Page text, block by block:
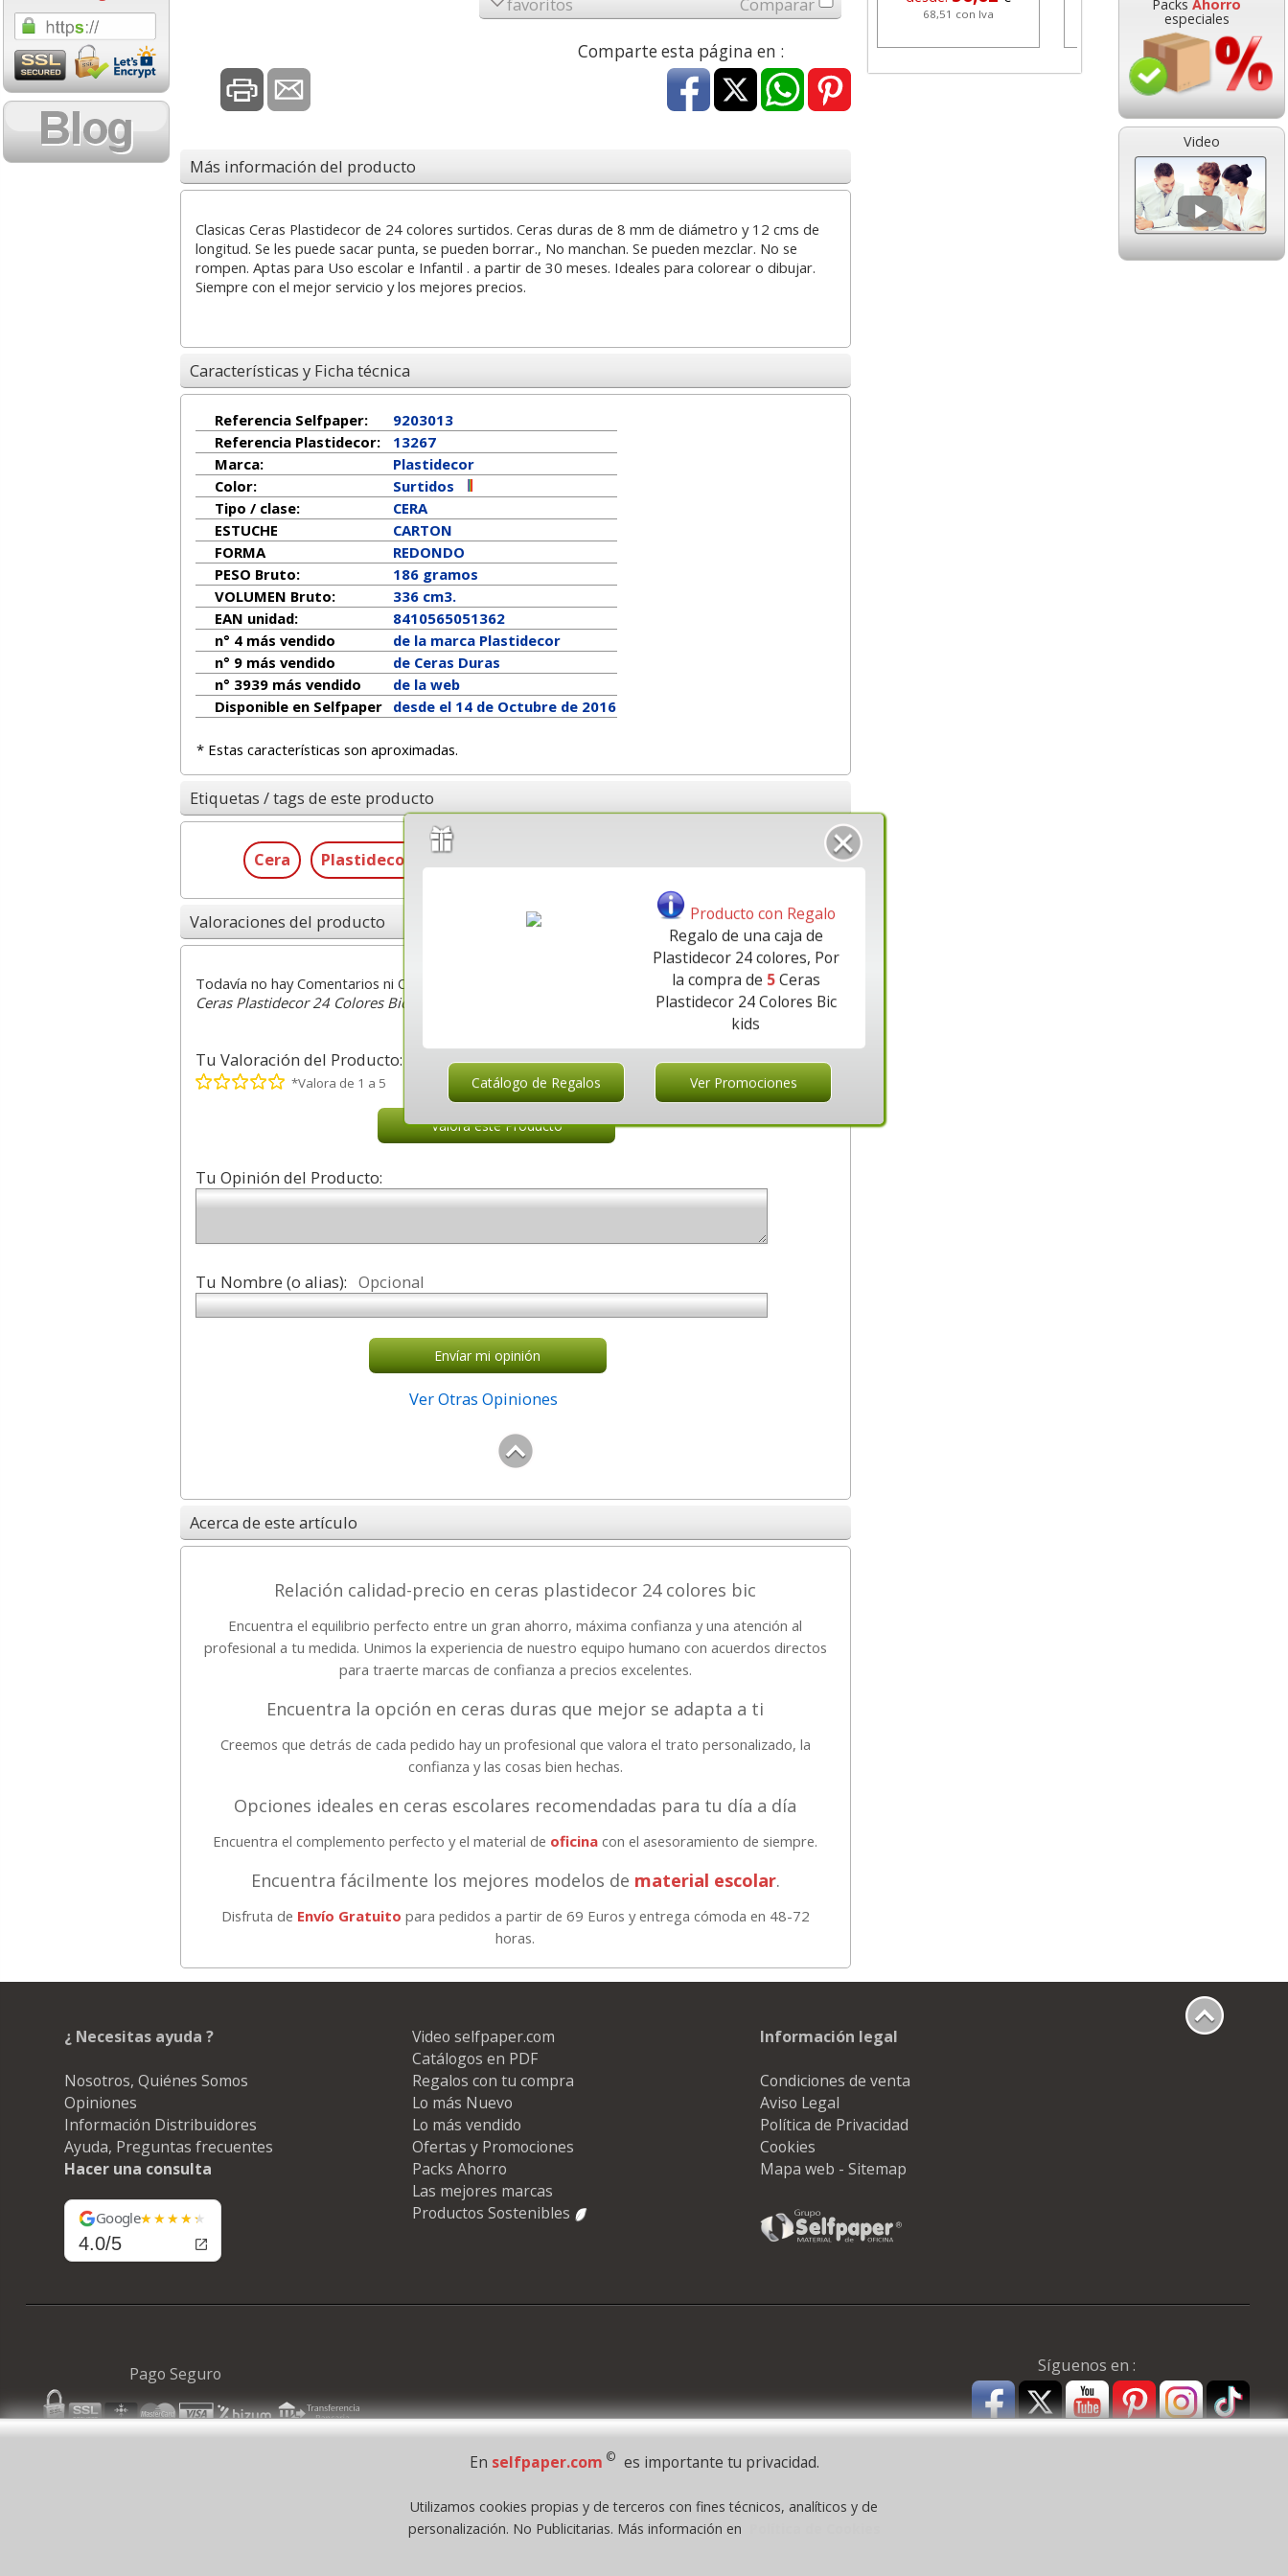
PacksAhorro
especiales
Video
Comparte esta página en :
Más información del producto
Clasicas Ceras Plastidecor de 24 colores surtidos. Ceras duras de 8 mm de diámetro y 12 cms de
longitud. Se les puede sacar punta, se pueden borrar., No manchan. Se pueden mezclar. No se
rompen. Aptas para Uso escolar e Infantil . a partir de 30 meses. Ideales para colorear o dibujar.
Siempre con el mejor servicio y los mejores precios.
Características y Ficha técnica
Referencia Selfpaper:
9203013
Referencia Plastidecor:
13267
Marca:
Plastidecor
Color:
Surtidos
Tipo / clase:
CERA
ESTUCHE
CARTON
FORMA
REDONDO
PESO Bruto:
186 gramos
VOLUMEN Bruto:
336 cm3.
EAN unidad:
8410565051362
n° 4 más vendido
de la marca Plastidecor
n° 9 más vendido
de Ceras Duras
n° 3939 más vendido
de la web
Disponible en Selfpaper
desde el 14 de Octubre de 2016
* Estas características son aproximadas.
Etiquetas / tags de este producto
Cera Plastidecor Surtidos
Valoraciones del producto
Todavía no hay Comentarios ni Opiniones sobre:
Ceras Plastidecor 24 Colores Bic kids
Tu Valoración del Producto:
*Valora de 1 a 5
Valora este Producto
Tu Opinión del Producto:
Tu Nombre (o alias): Opcional
Envíar mi opinión
Ver Otras Opiniones
Acerca de este artículo
Relación calidad-precio en ceras plastidecor 24 colores bic
Encuentra el equilibrio perfecto entre un gran ahorro, máxima confianza y una atención al
profesional a tu medida. Unimos la experiencia de nuestro equipo humano con acuerdos directos
para traerte marcas de confianza a precios excelentes.
Encuentra la opción en ceras duras que mejor se adapta a ti
Creemos que detrás de cada pedido hay un profesional que valora el trato personalizado, la
confianza y las cosas bien hechas.
Opciones ideales en ceras escolares recomendadas para tu día a día
Encuentra el complemento perfecto y el material de oficina con el asesoramiento de siempre.
Encuentra fácilmente los mejores modelos de material escolar.
Disfruta de Envío Gratuito para pedidos a partir de 69 Euros y entrega cómoda en 48-72
horas.
17,99 con Iva 45,82 con Iva 68,51 con Iva 1,08 con Iva
Cartucho HP 304 - 302
Negro, original
N9K06AE
17,99 con Iva
Cartucho HP 304XL -
302XL Tricolor alta
capacidad deskjet
45,82 con Iva
HP 950XL - Cartucho
para Officejet Pro 8600
negro
68,51 con Iva
Goma de borrar
moldeable maleable
para carboncillo o
1,08 con Iva
Cartucho HP 304 - 302
N9K06AE
¿ Necesitas ayuda ?
Nosotros, Quiénes Somos
Opiniones
Información Distribuidores
Ayuda, Preguntas frecuentes
Hacer una consulta
Google
4.0/5
Video selfpaper.com
Catálogos en PDF
Regalos con tu compra
Lo más Nuevo
Lo más vendido
Ofertas y Promociones
Packs Ahorro
Las mejores marcas
Productos Sostenibles
Información legal
Condiciones de venta
Aviso Legal
Política de Privacidad
Cookies
Mapa web - Sitemap
Síguenos en :
Pago Seguro
© 1995 - 2026 Grupo Selfpaper. Todos los derechos reservados
Producto con Regalo
Regalo de una caja de
Plastidecor 24 colores, Por
la compra de 5Ceras
Plastidecor 24 Colores Bic
kids
Catálogo de Regalos Ver Promociones
En selfpaper.com © es importante tu privacidad.
Utilizamos cookies propias y de terceros con fines técnicos, analíticos y de
personalización. No Publicitarias. Más información en